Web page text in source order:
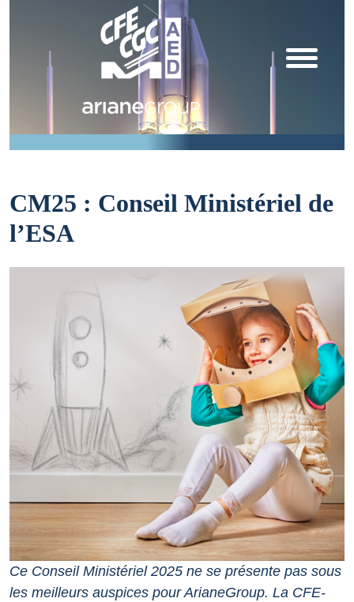
CM25 : Conseil Ministériel de
l’ESA
Ce Conseil Ministériel 2025 ne se présente pas sous
les meilleurs auspices pour ArianeGroup. La CFE-